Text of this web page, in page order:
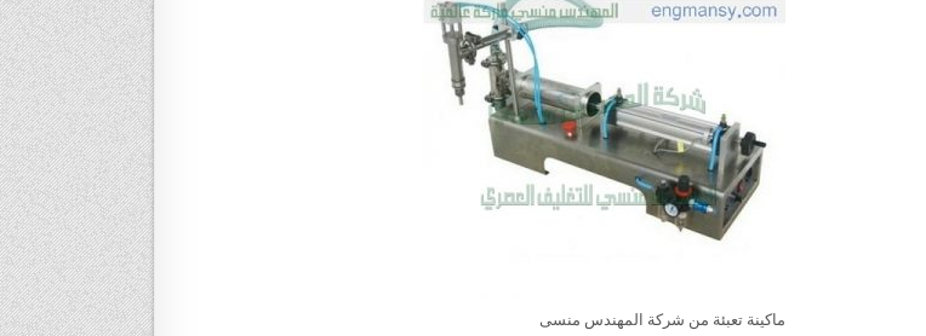
ماكينة تعبئة من شركة المهندس منسى